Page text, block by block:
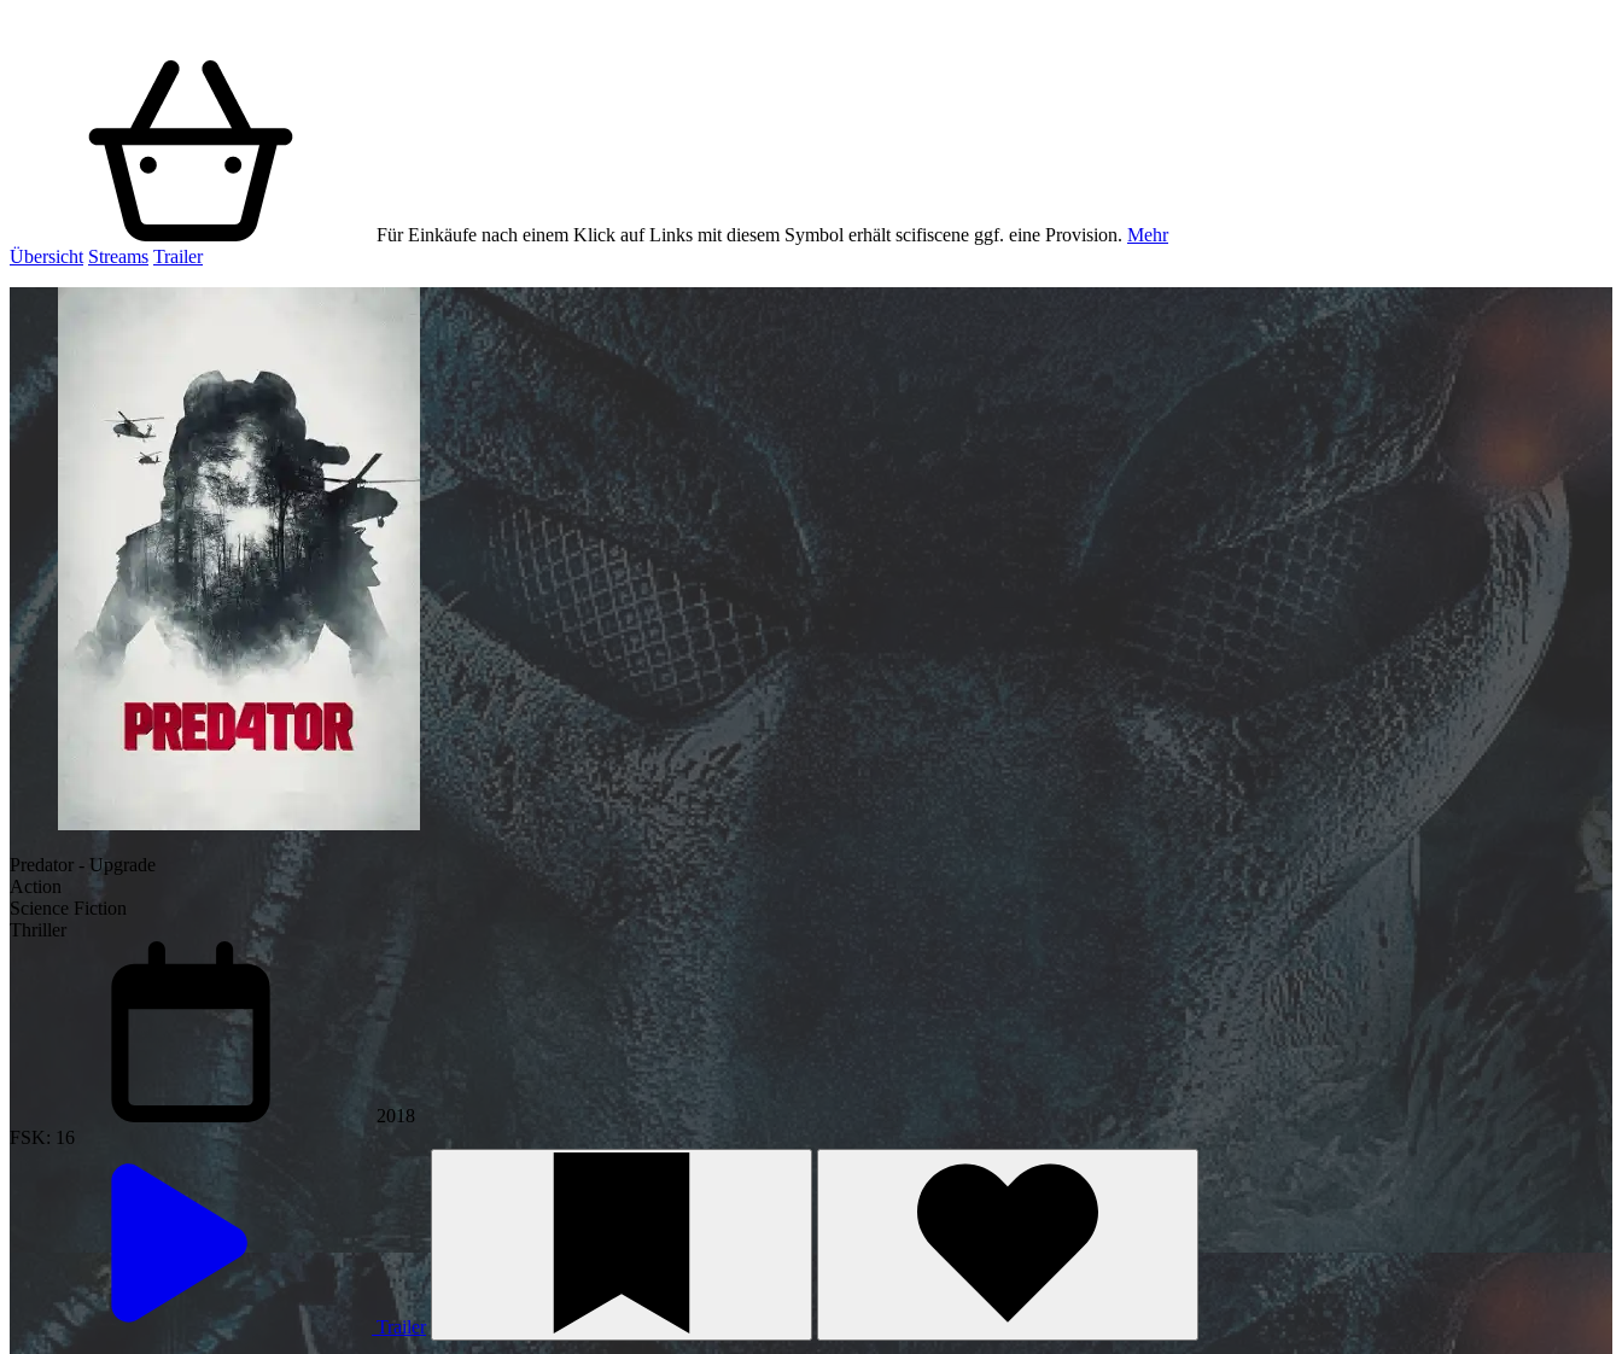
Für Einkäufe nach einem Klick auf Links mit diesem Symbol erhält scifiscene ggf. eine Provision. Mehr
Übersicht Streams Trailer
Predator - Upgrade
Action
Science Fiction
Thriller
2018
FSK: 16
Trailer